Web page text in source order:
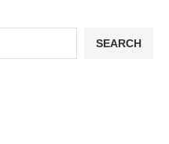
SEARCH